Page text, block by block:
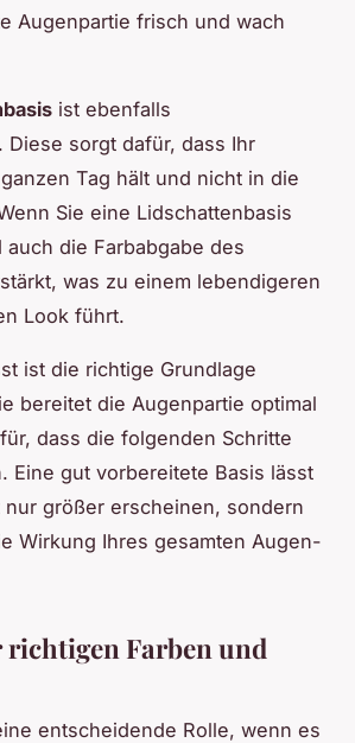
Augenpartie frisch und wach
ist ebenfalls
Diese sorgt dafür, dass Ihr
Tag hält und nicht in die
Sie eine Lidschattenbasis
die Farbabgabe des
was zu einem lebendigeren
Look führt.
ist die richtige Grundlage
bereitet die Augenpartie optimal
dass die folgenden Schritte
Eine gut vorbereitete Basis lässt
nur größer erscheinen, sondern
Wirkung Ihres gesamten Augen-
richtigen Farben und
entscheidende Rolle, wenn es